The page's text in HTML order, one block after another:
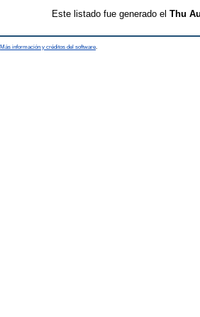
Este listado fue generado el Thu
Más información y créditos del software